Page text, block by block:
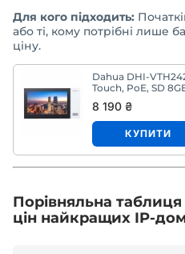
Для кого підходить:
або ті, кому потрібні лише
ціну.
Dahua DHI-
Touch, PoE, SD
8 190 ₴
КУПИТИ
Порівняльна
цін найкращих IP-